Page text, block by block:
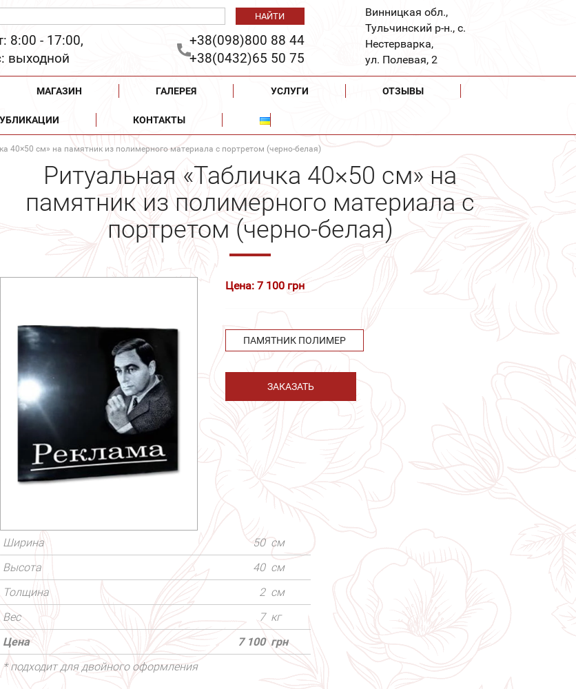
8:00 - 17:00,
выходной
+38(098)800 88 44
+38(0432)65 50 75
Винницкая обл.,
Тульчинский р-н., с.
Нестерварка,
ул. Полевая, 2
МАГАЗИН ГАЛЕРЕЯ УСЛУГИ ОТЗЫВЫ
КОНТАКТЫ
40×50 см» на памятник из полимерного материала с портретом (черно-белая)
Ритуальная «Табличка 40×50 см» на
памятник из полимерного материала с
портретом (черно-белая)
Цена: 7 100 грн
ПАМЯТНИК ПОЛИМЕР
ЗАКАЗАТЬ
Ширина 50 см
Высота
40 см
Толщина
2 см
Вес
7 кг
Цена
7 100 грн
* подходит для двойного оформления